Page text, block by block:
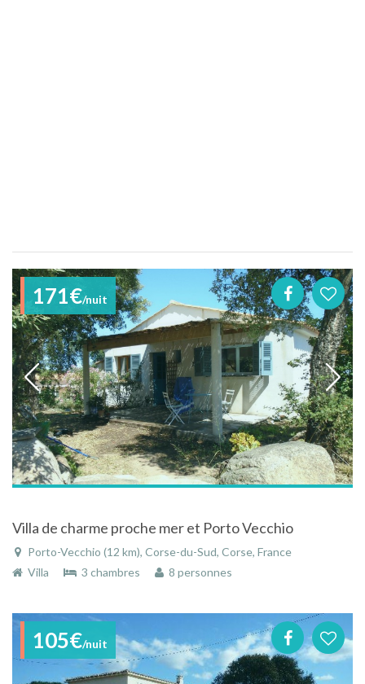
171€/nuit
Villa de charme proche mer et Porto Vecchio
Porto-Vecchio (12 km), Corse-du-Sud, Corse, France
Villa
3 chambres 8 personnes
105€/nuit